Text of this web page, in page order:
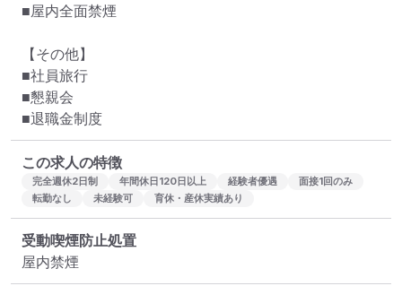
■屋内全面禁煙
【その他】
■社員旅行
■懇親会
■退職金制度
この求人の特徴
完全週休2日制 年間休日120日以上 経験者優遇
面接1回のみ
転勤なし
未経験可 育休・産休実績あり
受動喫煙防止処置
屋内禁煙